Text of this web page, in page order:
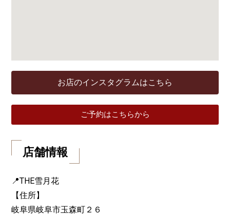
お店のインスタグラムはこちら
ご予約はこちらから
店舗情報
📍THE雪月花
【住所】
岐阜県岐阜市玉森町２６